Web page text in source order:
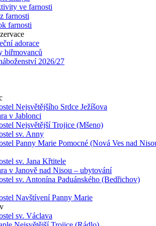
ve farnosti
farnosti
farnosti
adorace
biřmovanců
2026/27
Nejsvětějšího Srdce Ježíšova
v Jablonci
Nejsvětější Trojice (Mšeno)
sv. Anny
Panny Marie Pomocné (Nová Ves nad
sv. Jana Křtitele
v Janově nad Nisou – ubytování
sv. Antonína Paduánského (Bedřichov)
Navštívení Panny Marie
sv. Václava